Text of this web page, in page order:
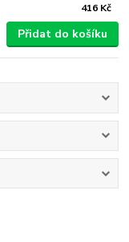
416 Kč
Přidat do košíku